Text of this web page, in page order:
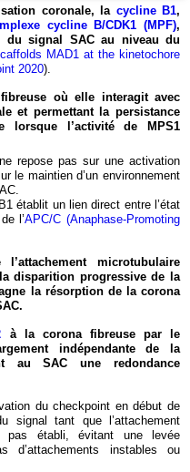
coronale, la cycline B1,
cycline B/CDK1 (MPF),
du signal SAC au niveau du
MAD1 at the kinetochore
2020).
où elle interagit avec
et permettant la persistance
lorsque l’activité de MPS1
repose pas sur une activation
le maintien d’un environnement
établit un lien direct entre l’état
l’APC/C (Anaphase-Promoting
microtubulaire
disparition progressive de la
la résorption de la corona
à la corona fibreuse par le
indépendante de la
au SAC une redondance
du checkpoint en début de
signal tant que l’attachement
pas établi, évitant une levée
d’attachements instables ou